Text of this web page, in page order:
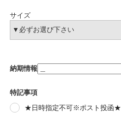
サイズ
納期情報
特記事項
★日時指定不可※ポスト投函★